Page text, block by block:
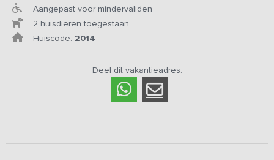
Aangepast voor mindervaliden
2 huisdieren toegestaan
Huiscode: 2014
Deel dit vakantieadres: